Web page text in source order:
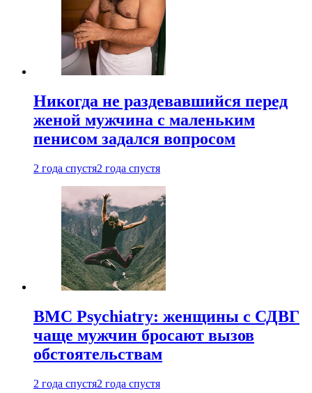
Никогда не раздевавшийся перед
женой мужчина с маленьким
пенисом задался вопросом
2 года спустя2 года спустя
BMC Psychiatry: женщины с СДВГ
чаще мужчин бросают вызов
обстоятельствам
2 года спустя2 года спустя